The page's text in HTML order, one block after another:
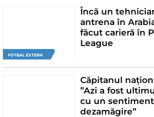
FOTBAL EXTERN
Încă un
antrena în
făcut carieră în
League
Căpitanul
”Azi a fost
cu un
dezamăgire”